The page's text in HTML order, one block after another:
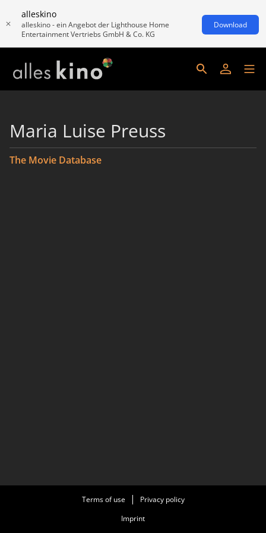
alleskino
alleskino - ein Angebot der Lighthouse Home
Entertainment Vertriebs GmbH & Co. KG
Download
Maria Luise Preuss
The Movie Database
Terms of use
Privacy policy
Imprint